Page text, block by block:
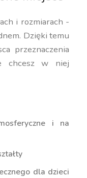
i rozmiarach -
Dzięki temu
przeznaczenia
chcesz w niej
i na
dla dzieci